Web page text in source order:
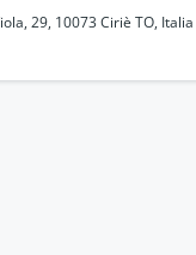
29, 10073 Ciriè TO, Italia